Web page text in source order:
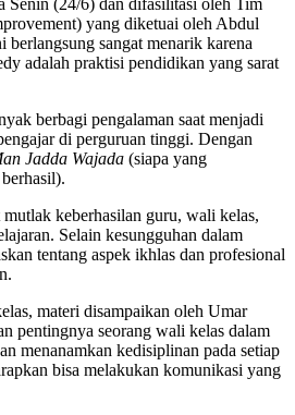
yang diketuai oleh Abdul
berlangsung sangat menarik karena
adalah praktisi pendidikan yang sarat
berbagi pengalaman saat menjadi
di perguruan tinggi. Dengan
Jadda Wajada (siapa yang
keberhasilan guru, wali kelas,
Selain kesungguhan dalam
tentang aspek ikhlas dan profesional
materi disampaikan oleh Umar
pentingnya seorang wali kelas dalam
menanamkan kedisiplinan pada setiap
bisa melakukan komunikasi yang